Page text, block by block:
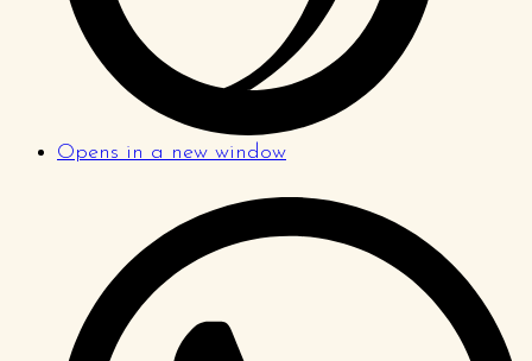
Opens in a new window